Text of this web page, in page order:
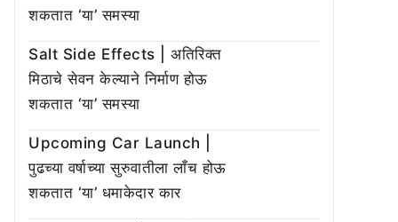
शकतात ‘या’ समस्या
Salt Side Effects | अतिरिक्त
मिठाचे सेवन केल्याने निर्माण होऊ
शकतात ‘या’ समस्या
Upcoming Car Launch |
पुढच्या वर्षाच्या सुरुवातीला लाँच होऊ
शकतात ‘या’ धमाकेदार कार